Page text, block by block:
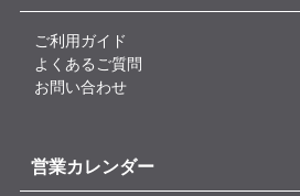
ご利用ガイド
よくあるご質問
お問い合わせ
営業カレンダー